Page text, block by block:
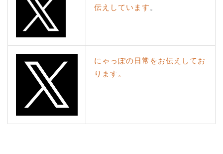
伝えしています。
にゃっぽの日常をお伝えしてお
ります。